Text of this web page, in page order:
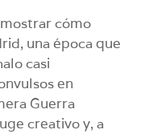
cómo
una época que
casi
en
Guerra
creativo y, a